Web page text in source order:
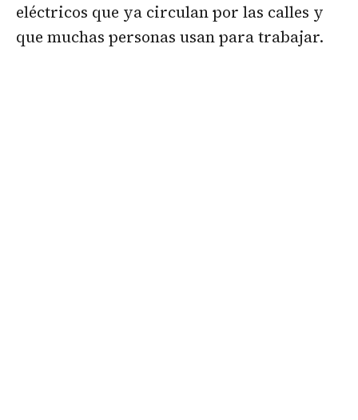
eléctricos que ya circulan por las calles y
que muchas personas usan para trabajar.